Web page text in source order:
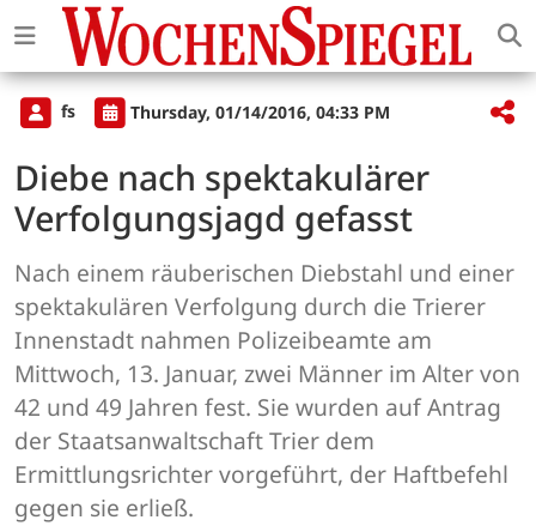
fs Thursday, 01/14/2016, 04:33 PM
Diebe nach spektakulärer
Verfolgungsjagd gefasst
Nach einem räuberischen Diebstahl und einer
spektakulären Verfolgung durch die Trierer
Innenstadt nahmen Polizeibeamte am
Mittwoch, 13. Januar, zwei Männer im Alter von
42 und 49 Jahren fest. Sie wurden auf Antrag
der Staatsanwaltschaft Trier dem
Ermittlungsrichter vorgeführt, der Haftbefehl
gegen sie erließ.